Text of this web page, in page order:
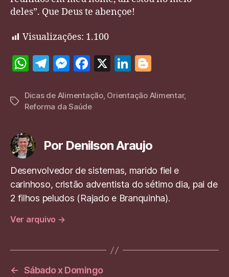
deles”. Que Deus te abençoe!
Visualizações: 1.100
W
at
s
A
p
p
T
e
gr
m
M
se
n
er
F
c
e
o
o
k
X
Li
k
n
g
Tags
Dicas de Alimentação, Orientação Alimentar,
Reforma da Saúde
Por Denilson Araujo
Desenvolvedor de sistemas, marido fiel e
carinhoso, cristão adventista do sétimo dia, pai de
2 filhos peludos (Rajado e Branquinha).
Ver arquivo →
← Sábado x Domingo